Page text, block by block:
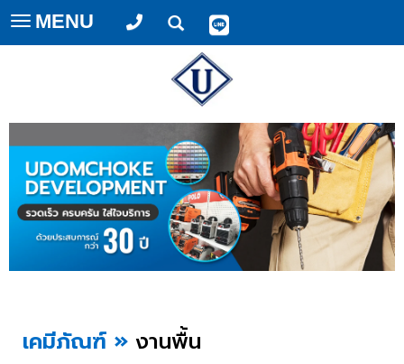
Toggle
navigation
MENU
เคมีภัณฑ์ » งานพื้น